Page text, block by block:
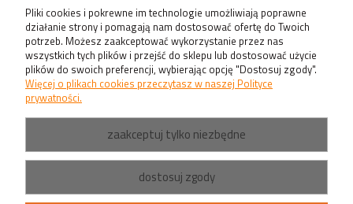
Produkty
Pliki cookies i pokrewne im technologie umożliwiają poprawne
działanie strony i pomagają nam dostosować ofertę do Twoich
potrzeb. Możesz zaakceptować wykorzystanie przez nas
wszystkich tych plików i przejść do sklepu lub dostosować użycie
plików do swoich preferencji, wybierając opcję "Dostosuj zgody".
Więcej o plikach cookies przeczytasz w naszej Polityce
prywatności.
zaakceptuj tylko niezbędne
dostosuj zgody